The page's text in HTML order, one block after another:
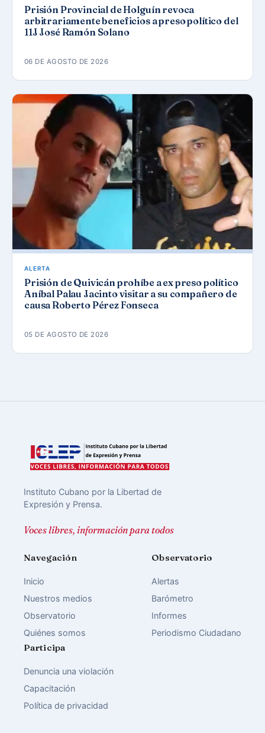
Prisión Provincial de Holguín revoca
arbitrariamente beneficios a preso político del
11J José Ramón Solano
06 DE AGOSTO DE 2026
ALERTA
Prisión de Quivicán prohíbe a ex preso político
Aníbal Palau Jacinto visitar a su compañero de
causa Roberto Pérez Fonseca
05 DE AGOSTO DE 2026
Instituto Cubano por la Libertad de
Expresión y Prensa.
Voces libres, información para todos
Navegación
Inicio
Nuestros medios
Observatorio
Quiénes somos
Observatorio
Alertas
Barómetro
Informes
Periodismo Ciudadano
Participa
Denuncia una violación
Capacitación
Política de privacidad